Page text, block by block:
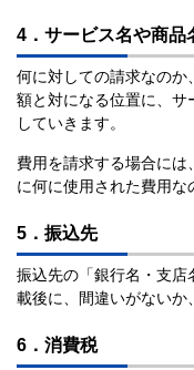
4．サービス名や商品
何に対しての請求なのか
額と対になる位置に、
していきます。
費用を請求する場合には
に何に使用された費用な
5．振込先
振込先の「銀行名・支
載後に、間違いがないか
6．消費税